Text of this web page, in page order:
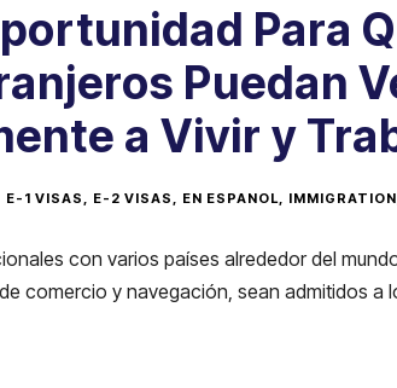
Para
Puedan
a Vivir y
E-1 VISAS E-2 VISAS EN ESPANOL IMMIGRATION
con varios países alrededor del
comercio y navegación, sean admitidos a